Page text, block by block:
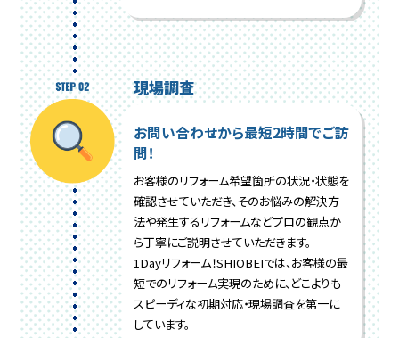
現場調査
お問い合わせから最短2時間でご訪
問！
お客様のリフォーム希望箇所の状況・状態を
確認させていただき、そのお悩みの解決方
法や発生するリフォームなどプロの観点か
ら丁寧にご説明させていただきます。
1Dayリフォーム！SHIOBEIでは、お客様の最
短でのリフォーム実現のために、どこよりも
スピーディな初期対応・現場調査を第一に
しています。